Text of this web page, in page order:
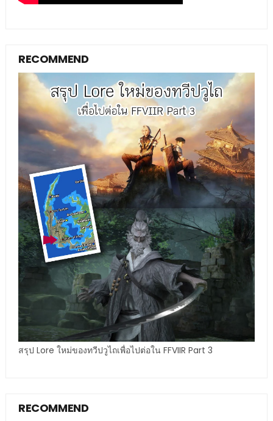
RECOMMEND
สรุป Lore ใหม่ของทวีปวูไถเพื่อไปต่อใน FFVIIR Part 3
RECOMMEND